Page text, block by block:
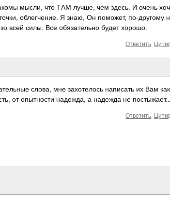
мысли, что ТАМ лучше, чем здесь. И очень
облегчение. Я знаю, Он поможет, по-другому
всей силы. Все обязательно будет хорошо.
Ответить
слова, мне захотелось написать их Вам как
от опытности надежда, а надежда не
Ответить